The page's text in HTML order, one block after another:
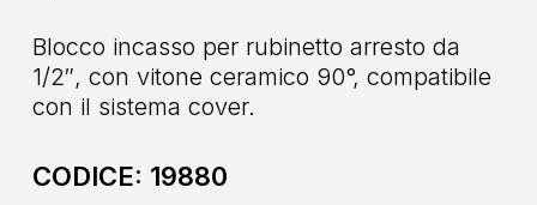
Blocco incasso per rubinetto arresto da
1/2″, con vitone ceramico 90°, compatibile
con il sistema cover.
CODICE: 19880